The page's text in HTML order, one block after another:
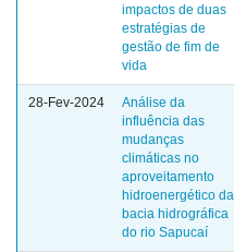
impactos de duas
estratégias de
gestão de fim de
vida
28-Fev-2024
Análise da
influência das
mudanças
climáticas no
aproveitamento
hidroenergético da
bacia hidrográfica
do rio Sapucaí